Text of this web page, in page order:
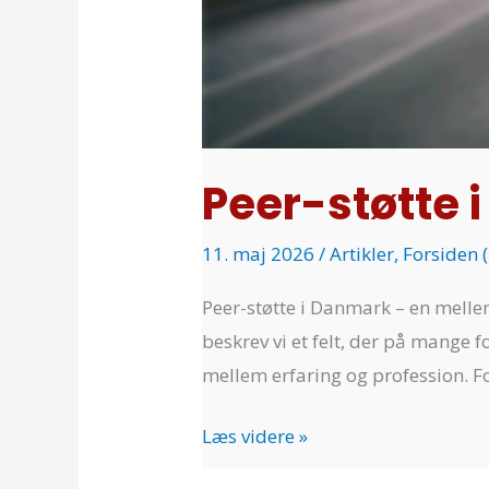
Peer-støtte
11. maj 2026/Artikler, Forsiden
Peer-støtte i Danmark – en
beskrev vi et felt, der på mange
mellem erfaring og profession.
Læs videre »